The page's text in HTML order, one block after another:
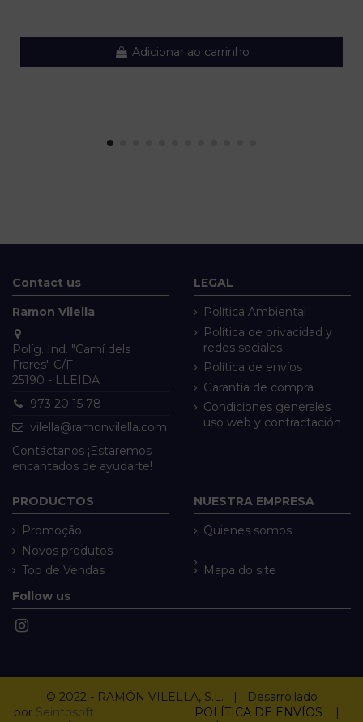
Adicionar ao carrinho
Contact us
Ramon Vilella
Políg. Ind. "Camí dels
Frares" C/F
25190 - LLEIDA
973 20 15 78
vilella@ramonvilella.com
Contáctanos ¡Estaremos
encantados de ayudarte!
LEGAL
Política Ambiental
Política de privacidad y
redes sociales
Política de envíos
Garantía de compra
Condiciones generales
uso web y contractación
PRODUCTOS
Promoção
Novos produtos
Top de Vendas
NUESTRA EMPRESA
Quienes somos
Mapa do site
Follow us
© 2022 - RAMÓN VILELLA, S.L. | Desarrollado
por Seintosoft POLÍTICA DE ENVÍOS
|